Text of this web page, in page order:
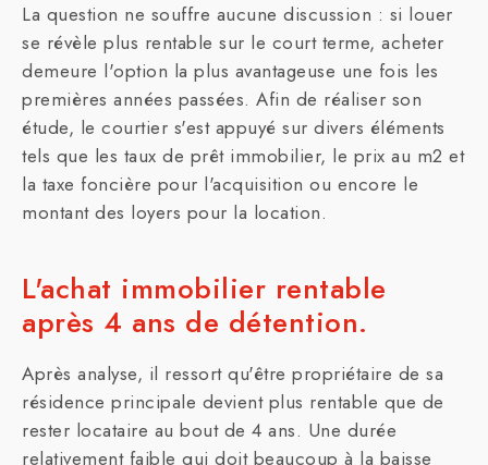
La question ne souffre aucune discussion : si louer
se révèle plus rentable sur le court terme, acheter
demeure l'option la plus avantageuse une fois les
premières années passées. Afin de réaliser son
étude, le courtier s'est appuyé sur divers éléments
tels que les taux de prêt immobilier, le prix au m2 et
la taxe foncière pour l'acquisition ou encore le
montant des loyers pour la location.
L'achat immobilier rentable
après 4 ans de détention.
Après analyse, il ressort qu'être propriétaire de sa
résidence principale devient plus rentable que de
rester locataire au bout de 4 ans. Une durée
relativement faible qui doit beaucoup à la baisse